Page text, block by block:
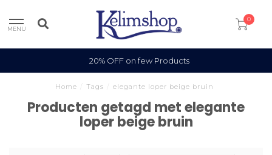
MENU
0
20% OFF on few Products
Home Tags elegante loper beige bruin
Producten getagd met elegante
loper beige bruin